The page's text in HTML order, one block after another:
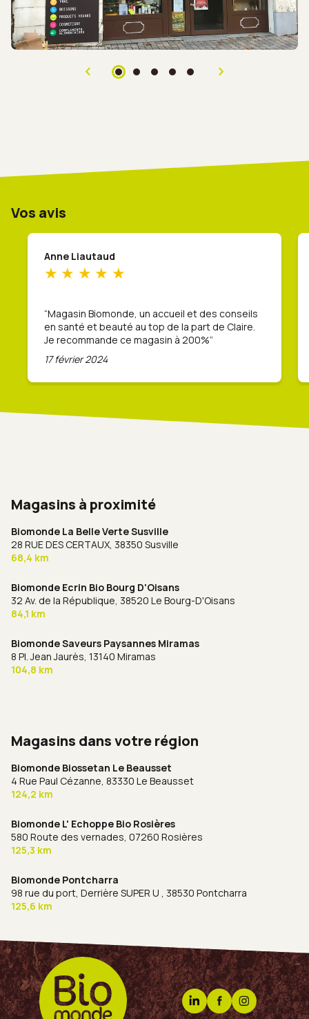
Vos avis
Anne Liautaud
Magasin Biomonde, un accueil et des conseils
en santé et beauté au top de la part de Claire.
Je recommande ce magasin à 200%
17 février 2024
Magasins à proximité
Biomonde La Belle Verte Susville
28 RUE DES CERTAUX, 38350 Susville
68,4 km
Biomonde Ecrin Bio Bourg D'Oisans
32 Av. de la République, 38520 Le Bourg-D'Oisans
84,1 km
Biomonde Saveurs Paysannes Miramas
8 Pl. Jean Jaurès, 13140 Miramas
104,8 km
Magasins dans votre région
Biomonde Biossetan Le Beausset
4 Rue Paul Cézanne, 83330 Le Beausset
124,2 km
Biomonde L' Echoppe Bio Rosières
580 Route des vernades, 07260 Rosières
125,3 km
Biomonde Pontcharra
98 rue du port, Derrière SUPER U , 38530 Pontcharra
125,6 km